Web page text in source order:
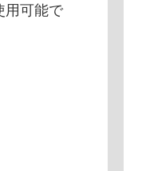
用可能で